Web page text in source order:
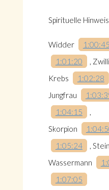
Spirituelle
Widder 1:00:45
1:01:20
,
Krebs
1:02:28
Jungfrau
1:04:15
,
Skorpion
1:05:24
,
Wassermann
1:07:05